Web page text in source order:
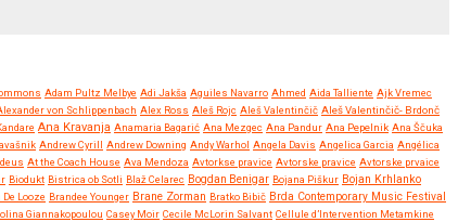
Adam Pultz Melbye Adi Jakša Aguiles Navarro Ahmed Aida Talliente Ajk Vremec
von Schlippenbach Alex Ross Aleš Rojc Aleš Valentinčič Aleš Valentinčič- Brdonč
Ana Kravanja Anamaria Bagarić Ana Mezgec Ana Pandur Ana Pepelnik Ana Ščuka
Andrew Cyrill Andrew Downing Andy Warhol Angela Davis Angelica Garcia Angélica
At the Coach House Ava Mendoza Avtorkse pravice Avtorske pravice Avtorske prvaice
Biodukt Bistrica ob Sotli Blaž Celarec Bogdan Benigar Bojana Piškur Bojan Krhlanko
De Looze Brandee Younger Brane Zorman Bratko Bibič Brda Contemporary Music Festival
Giannakopoulou Casey Moir Cecile McLorin Salvant Cellule d’Intervention Metamkine